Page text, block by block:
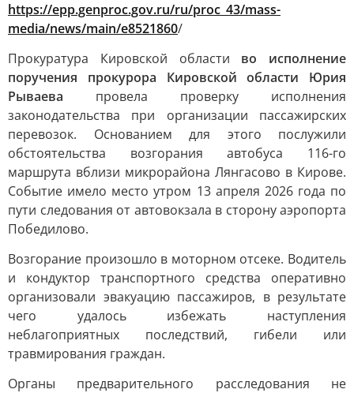
https://epp.genproc.gov.ru/ru/proc_43/mass-
media/news/main/e8521860/
Прокуратура Кировской области во исполнение
поручения прокурора Кировской области Юрия
Рываева провела проверку исполнения
законодательства при организации пассажирских
перевозок. Основанием для этого послужили
обстоятельства возгорания автобуса 116-го
маршрута вблизи микрорайона Лянгасово в Кирове.
Событие имело место утром 13 апреля 2026 года по
пути следования от автовокзала в сторону аэропорта
Победилово.
Возгорание произошло в моторном отсеке. Водитель
и кондуктор транспортного средства оперативно
организовали эвакуацию пассажиров, в результате
чего удалось избежать наступления
неблагоприятных последствий, гибели или
травмирования граждан.
Органы предварительного расследования не